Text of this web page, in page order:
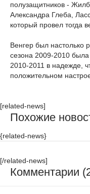
полузащитников -
Александра Глеба,
который провел тогда
Венгер был настолько
сезона 2009-2010
2010-2011 в надежде,
положительном
[related-news]
Похожие
{related-news}
[/related-news]
Комментарии